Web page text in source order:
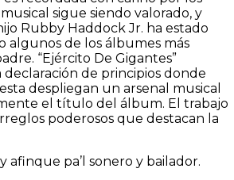
sigue siendo valorado, y
Rubby Haddock Jr. ha estado
algunos de los álbumes más
“Ejército De Gigantes”
de principios donde
despliegan un arsenal musical
el título del álbum. El trabajo
poderosos que destacan la
afinque pa’l sonero y bailador.